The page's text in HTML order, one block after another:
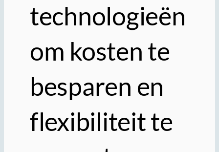
technologieën
om kosten te
besparen en
flexibiliteit te